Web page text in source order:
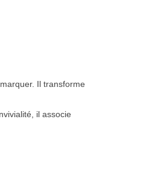
Il transforme
il associe